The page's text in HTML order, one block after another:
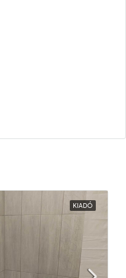
KIADÓ